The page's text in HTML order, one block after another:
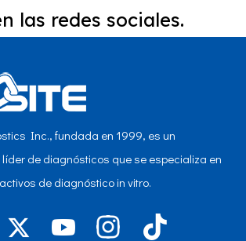
las redes sociales.
Inc., fundada en 1999, es un
de diagnósticos que se especializa en
de diagnóstico in vitro.